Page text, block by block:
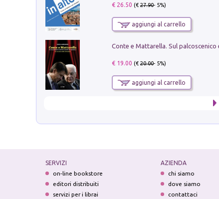
€ 26.50 (€27.90- 5%)
aggiungi al carrello
€ 19.00 (€20.00- 5%)
aggiungi al carrello
SERVIZI
on-line bookstore
editori distribuiti
servizi per i librai
AZIENDA
chi siamo
dove siamo
contattaci